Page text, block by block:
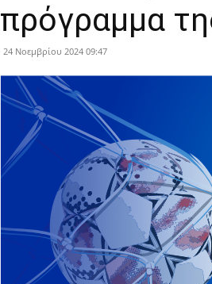
πρόγραμμα
24 Νοεμβρίου 2024 09:47